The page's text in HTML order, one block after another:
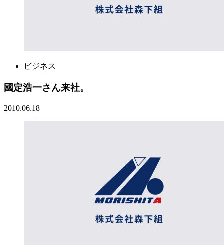
ビジネス
國定浩一さん来社。
2010.06.18